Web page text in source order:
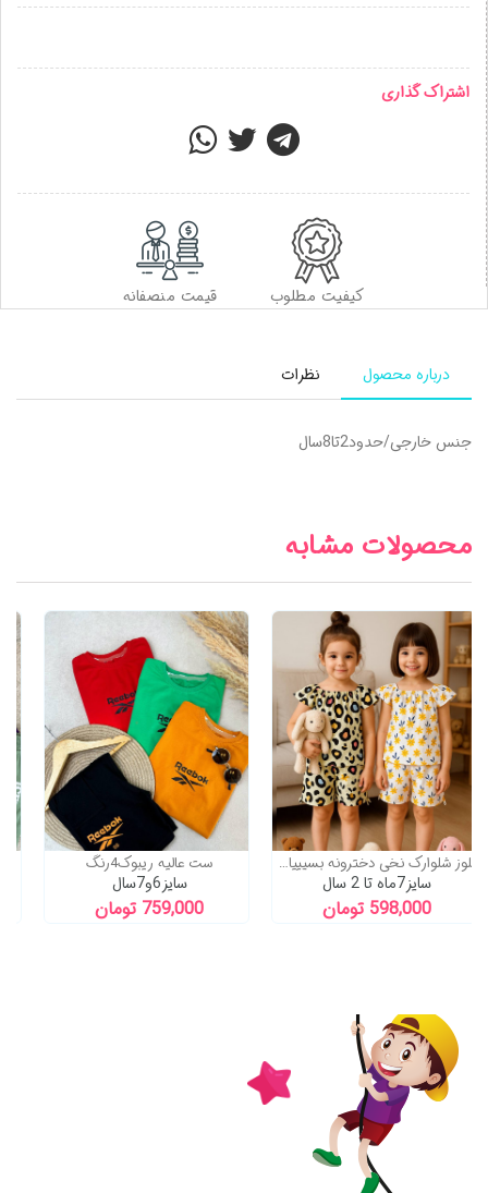
اشتراک گذاری
قیمت منصفانه کیفیت مطلوب
درباره محصول نظرات
جنس خارجی/حدود2تا8سال
محصولات مشابه
ست عالیه ریبوک4رنگ
سایز6و7سال
759,000 تومان
بلوز شلوارک نخی دخترونه بسیییار خنک
سایز7ماه تا 2 سال
598,000 تومان